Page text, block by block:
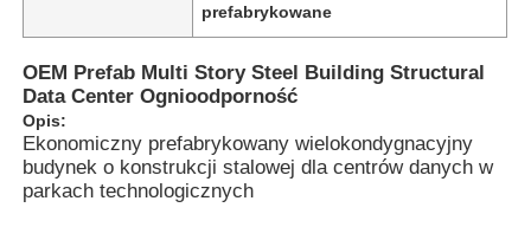
Dom
Produkty
prefabrykowane
OEM Prefab Multi Story Steel Building Structural
Data Center Ognioodporność
Opis:
Ekonomiczny prefabrykowany wielokondygnacyjny
budynek o konstrukcji stalowej dla centrów danych w
parkach technologicznych